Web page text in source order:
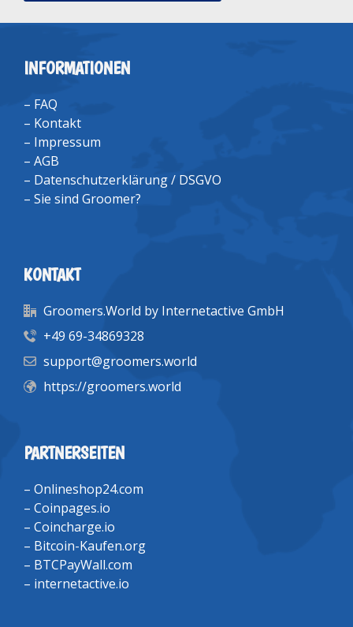
INFORMATIONEN
– FAQ
– Kontakt
– Impressum
– AGB
– Datenschutzerklärung / DSGVO
– Sie sind Groomer?
KONTAKT
Groomers.World by Internetactive GmbH
+49 69-34869328
support@groomers.world
https://groomers.world
PARTNERSEITEN
– Onlineshop24.com
– Coinpages.io
– Coincharge.io
– Bitcoin-Kaufen.org
– BTCPayWall.com
– internetactive.io